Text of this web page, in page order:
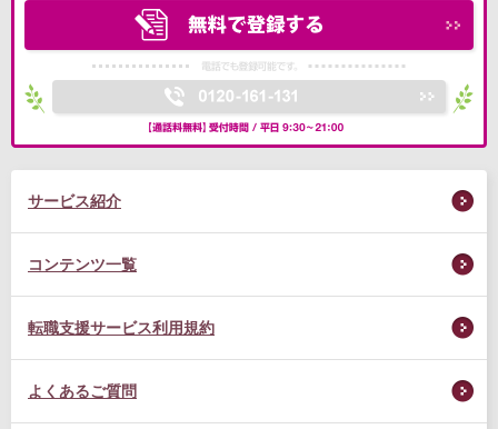
サービス紹介
コンテンツ一覧
転職支援サービス利用規約
よくあるご質問